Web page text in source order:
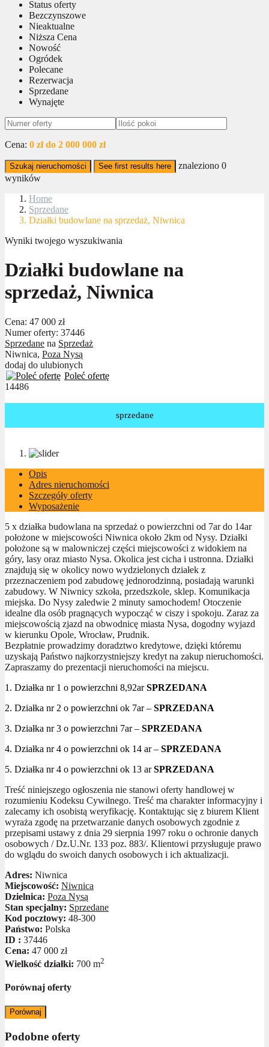
Status oferty
Bezczynszowe
Nieaktualne
Niższa Cena
Nowość
Ogródek
Polecane
Rezerwacja
Sprzedane
Wynajęte
Cena: 0 zł do 2 000 000 zł
Szukaj nieruchomości See first results here znaleziono 0
wyników
Home
Sprzedane
Działki budowlane na sprzedaż, Niwnica
Wyniki twojego wyszukiwania
Działki budowlane na
sprzedaż, Niwnica
Cena: 47 000 zł
Numer oferty: 37446
Sprzedane na Sprzedaż
Niwnica, Poza Nysą
dodaj do ulubionych
Poleć ofertę
14486
sprzedane
Opis
Adres nieruchomości
Szczegóły oferty
Wyposażenie
5 x działka budowlana na sprzedaż o powierzchni od 7ar do 14ar
położone w miejscowości Niwnica około 2km od Nysy. Działki
położone są w malowniczej części miejscowości z widokiem na
góry, lasy oraz miasto Nysa. Okolica jest cicha i ustronna. Działki
znajdują się w okolicy nowo wydzielonych działek z
przeznaczeniem pod zabudowę jednorodzinną, posiadają warunki
zabudowy. W Niwnicy szkoła, przedszkole, sklep. Komunikacja
miejska. Do Nysy zaledwie 2 minuty samochodem! Otoczenie
idealne dla osób pragnących wypocząć w ciszy i spokoju. Zaraz za
miejscowością zjazd na obwodnicę miasta Nysa, dogodny wyjazd
w kierunku Opole, Wrocław, Prudnik.
Bezpłatnie prowadzimy doradztwo kredytowe, dzięki któremu
uzyskają Państwo najkorzystniejszy kredyt na zakup nieruchomości.
Zapraszamy do prezentacji nieruchomości na miejscu.
1. Działka nr 1 o powierzchni 8,92arSPRZEDANA
2. Działka nr 2 o powierzchni ok 7ar – SPRZEDANA
3. Działka nr 3 o powierzchni 7ar – SPRZEDANA
4. Działka nr 4 o powierzchni ok 14 ar – SPRZEDANA
5. Działka nr 4 o powierzchni ok 13 arSPRZEDANA
Treść niniejszego ogłoszenia nie stanowi oferty handlowej w
rozumieniu Kodeksu Cywilnego. Treść ma charakter informacyjny i
zalecamy ich osobistą weryfikację. Kontaktując się z biurem Klient
wyraża zgodę na przetwarzanie danych osobowych zgodnie z
przepisami ustawy z dnia 29 sierpnia 1997 roku o ochronie danych
osobowych / Dz.U.Nr. 133 poz. 883/. Klientowi przysługuje prawo
do wglądu do swoich danych osobowych i ich aktualizacji.
Adres: Niwnica
Miejscowość: Niwnica
Dzielnica: Poza Nysą
Stan specjalny: Sprzedane
Kod pocztowy: 48-300
Państwo: Polska
ID : 37446
Cena: 47 000 zł
Wielkość działki: 700 m2
Porównaj oferty
Porównaj
Podobne oferty